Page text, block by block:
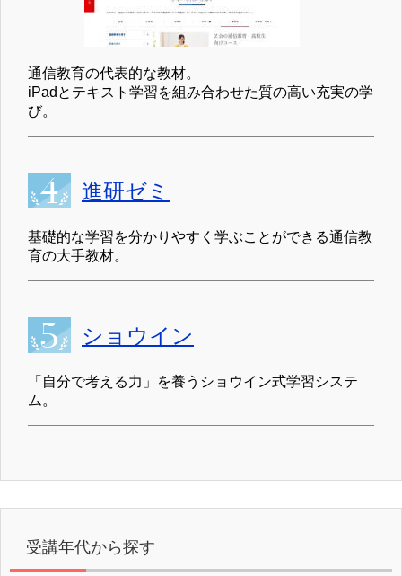
通信教育の代表的な教材。
iPadとテキスト学習を組み合わせた質の高い充実の学
び。
進研ゼミ
基礎的な学習を分かりやすく学ぶことができる通信教
育の大手教材。
ショウイン
「自分で考える力」を養うショウイン式学習システ
ム。
受講年代から探す